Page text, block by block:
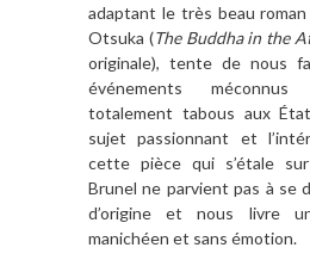
adaptant le très beau
Otsuka (The Buddha in the
originale), tente de nous
événements
totalement tabous aux
sujet passionnant et
cette pièce qui s’étale
Brunel ne parvient pas à se
d’origine et nous livre
manichéen et sans émotion.